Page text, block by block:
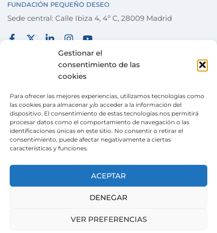
Gestionar el
consentimiento de las
cookies
Para ofrecer las mejores experiencias, utilizamos tecnologías como
las cookies para almacenar y/o acceder a la información del
dispositivo. El consentimiento de estas tecnologías nos permitirá
procesar datos como el comportamiento de navegación o las
identificaciones únicas en este sitio. No consentir o retirar el
consentimiento, puede afectar negativamente a ciertas
características y funciones.
ACEPTAR
DENEGAR
VER PREFERENCIAS
FUNDACIÓN PEQUEÑO DESEO
Sede central: Calle Ibiza 4, 4º C, 28009 Madrid
ACTUALIDAD
TIENDA SOLIDARIA
VOLUNTARIADO
POLÍTICA DE PRIVACIDAD
CANAL DE DENUNCIAS
Pertenecemos a laWish Alliance. creada en 2024
gracias al apoyo de la Unión Europea, formada
por organizaciones europeas con la misma